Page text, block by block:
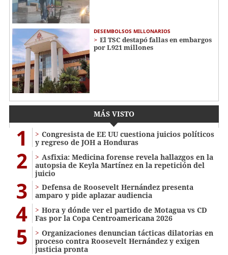
DESEMBOLSOS MILLONARIOS
El TSC destapó fallas en embargos
por L921 millones
MÁS VISTO
1
Congresista de EE UU cuestiona juicios políticos
y regreso de JOH a Honduras
2
Asfixia: Medicina forense revela hallazgos en la
autopsia de Keyla Martínez en la repetición del
juicio
3
Defensa de Roosevelt Hernández presenta
amparo y pide aplazar audiencia
4
Hora y dónde ver el partido de Motagua vs CD
Fas por la Copa Centroamericana 2026
5
Organizaciones denuncian tácticas dilatorias en
proceso contra Roosevelt Hernández y exigen
justicia pronta